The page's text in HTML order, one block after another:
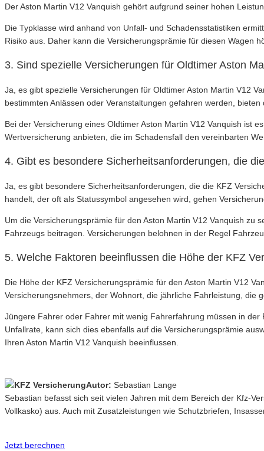
Der Aston Martin V12 Vanquish gehört aufgrund seiner hohen
Die Typklasse wird anhand von Unfall- und Schadensstatistiken
Risiko aus. Daher kann die Versicherungsprämie für diesen Wagen
3. Sind spezielle Versicherungen für Oldtimer Aston
Ja, es gibt spezielle Versicherungen für Oldtimer Aston Martin V12
bestimmten Anlässen oder Veranstaltungen gefahren werden,
Bei der Versicherung eines Oldtimer Aston Martin V12 Vanquish ist
Wertversicherung anbieten, die im Schadensfall den vereinbarten
4. Gibt es besondere Sicherheitsanforderungen, die
Ja, es gibt besondere Sicherheitsanforderungen, die die KFZ
handelt, der oft als Statussymbol angesehen wird, gehen
Um die Versicherungsprämie für den Aston Martin V12 Vanquish
Fahrzeugs beitragen. Versicherungen belohnen in der Regel
5. Welche Faktoren beeinflussen die Höhe der KFZ
Die Höhe der KFZ Versicherungsprämie für den Aston Martin V12
Versicherungsnehmers, der Wohnort, die jährliche Fahrleistung, die
Jüngere Fahrer oder Fahrer mit wenig Fahrerfahrung müssen in
Unfallrate, kann sich dies ebenfalls auf die Versicherungsprämie
Ihren Aston Martin V12 Vanquish beeinflussen.
Autor: Sebastian Lange
Sebastian befasst sich seit vielen Jahren mit dem Bereich der Kfz-
Vollkasko) aus. Auch mit Zusatzleistungen wie Schutzbriefen,
Jetzt berechnen